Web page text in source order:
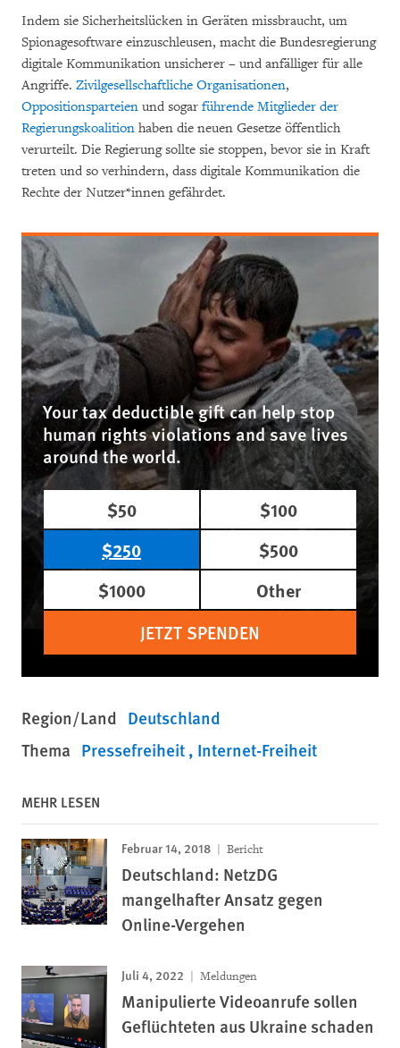
Indem sie Sicherheitslücken in Geräten missbraucht, um
Spionagesoftware einzuschleusen, macht die Bundesregierung
digitale Kommunikation unsicherer – und anfälliger für alle
Angriffe. Zivilgesellschaftliche Organisationen,
Oppositionsparteien und sogar führende Mitglieder der
Regierungskoalition haben die neuen Gesetze öffentlich
verurteilt. Die Regierung sollte sie stoppen, bevor sie in Kraft
treten und so verhindern, dass digitale Kommunikation die
Rechte der Nutzer*innen gefährdet.
Your tax deductible gift can help stop
human rights violations and save lives
around the world.
$50
$100
$250
$500
$1000
Other
JETZT SPENDEN
Region/Land Deutschland
Thema Pressefreiheit Internet-Freiheit
MEHR LESEN
Februar 14, 2018 Bericht
Deutschland: NetzDG
mangelhafter Ansatz gegen
Online-Vergehen
Juli 4, 2022 Meldungen
Manipulierte Videoanrufe sollen
Geflüchteten aus Ukraine schaden